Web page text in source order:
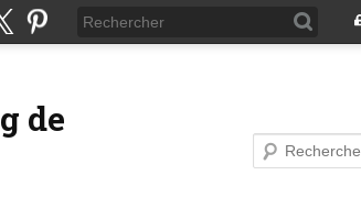
de